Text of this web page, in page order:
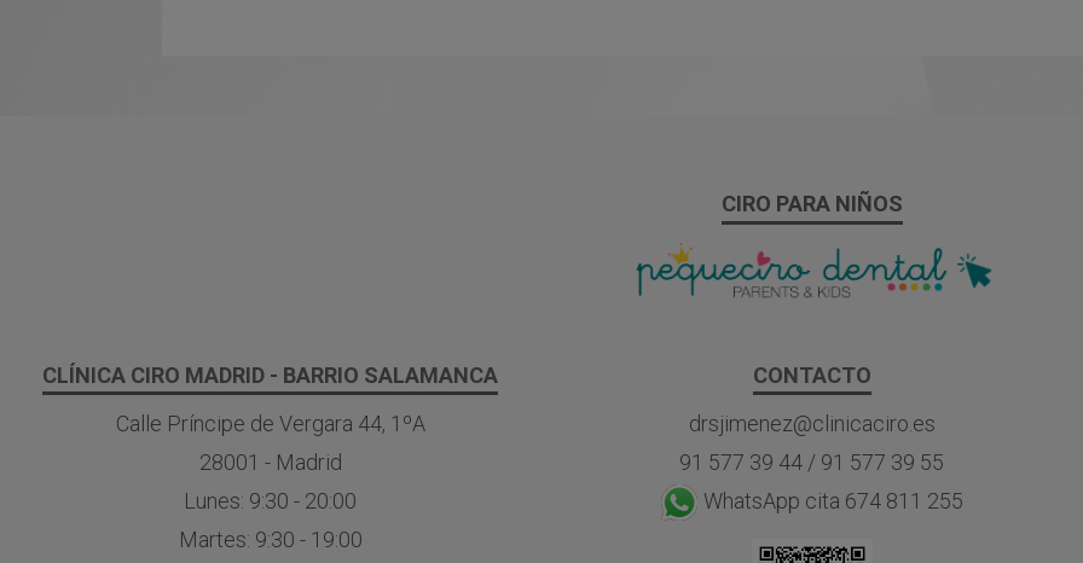
CIRO PARA NIÑOS
CLÍNICA CIRO MADRID - BARRIO SALAMANCA
Calle Príncipe de Vergara 44, 1ºA
28001 - Madrid
Lunes: 9:30 - 20:00
Martes: 9:30 - 19:00
CONTACTO
drsjimenez@clinicaciro.es
91 577 39 44 / 91 577 39 55
WhatsApp cita 674 811 255